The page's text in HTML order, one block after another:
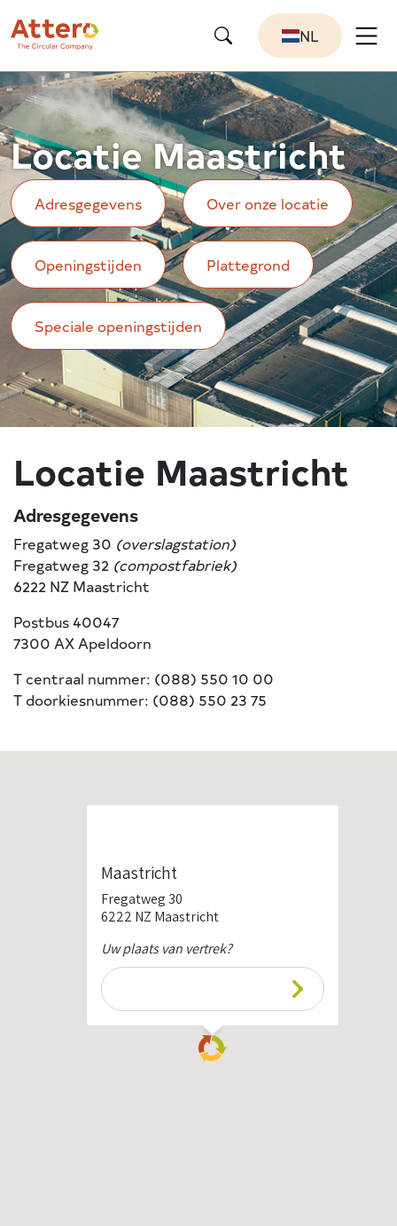
NL
Locatie Maastricht
Adresgegevens Over onze locatie
Openingstijden Plattegrond
Speciale openingstijden
Locatie Maastricht
Adresgegevens
Fregatweg 30 (overslagstation)
Fregatweg 32 (compostfabriek)
6222 NZ Maastricht
Postbus 40047
7300 AX Apeldoorn
T centraal nummer: (088) 550 10 00
T doorkiesnummer: (088) 550 23 75
Maastricht
Fregatweg 30
6222 NZ Maastricht
Uw plaats van vertrek?